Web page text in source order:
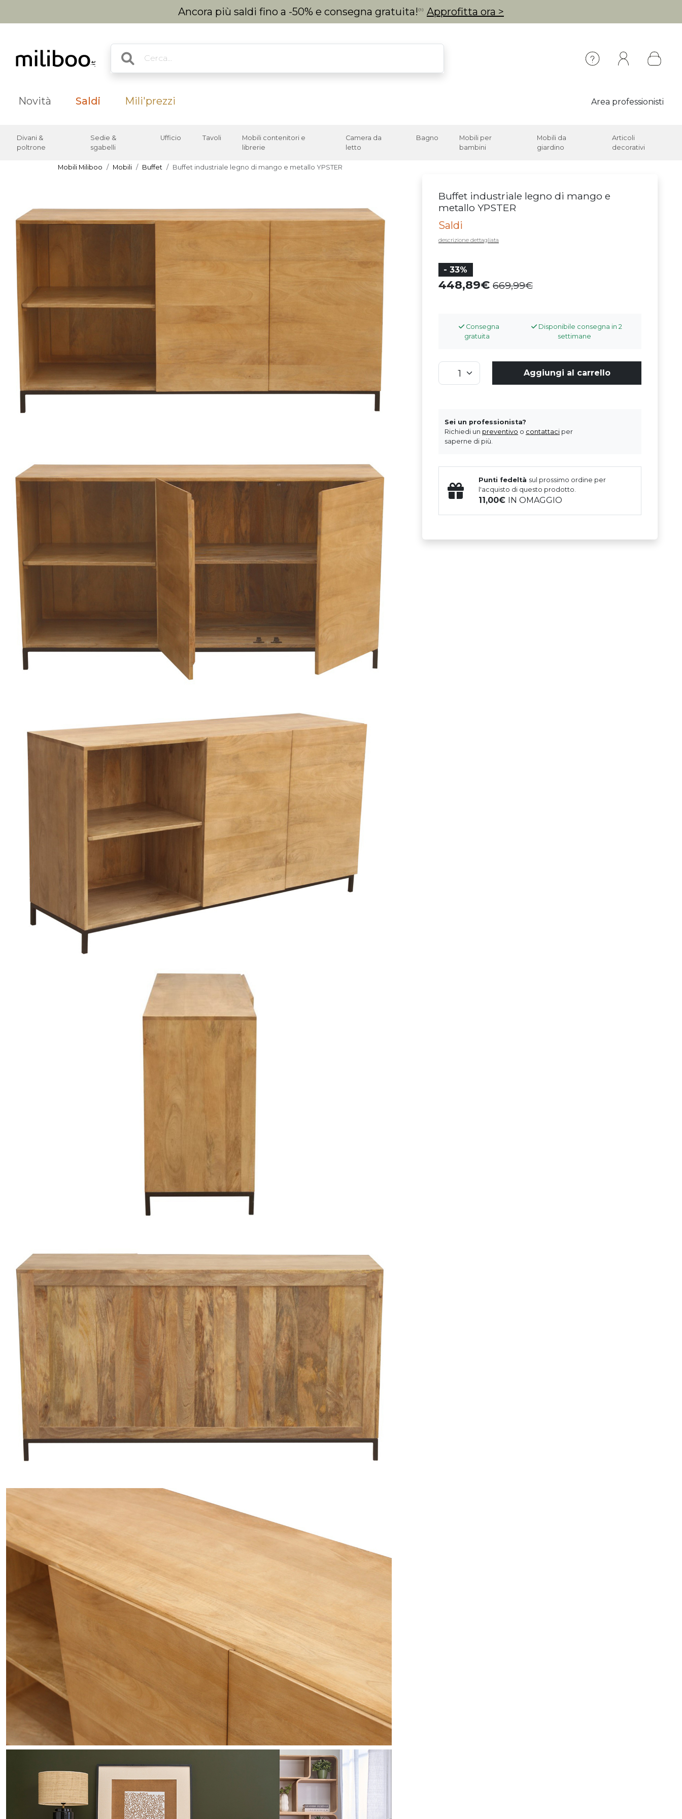
Ancora più saldi fino a -50% e consegna gratuita! (1) Approfitta ora >
Novità Saldi Mili'prezzi Area professionisti
Divani &
poltrone
Sedie &
sgabelli
Ufficio Tavoli
Mobili contenitori e
librerie
Camera da
letto
Bagno
Mobili per
bambini
Mobili da
giardino
Articoli
decorativi
Mobili Miliboo Mobili Buffet Buffet industriale legno di mango e metallo YPSTER
Buffet industriale legno di mango e
metallo YPSTER
Saldi
descrizione dettagliata
- 33%
448,89 669,99
Consegna
gratuita
Disponibile consegna in 2
settimane
Aggiungi al carrello
Sei un professionista?
Richiedi un preventivo o contattaci per
saperne di più.
Punti fedeltà sul prossimo ordine per
l'acquisto di questo prodotto.
11,00 IN OMAGGIO